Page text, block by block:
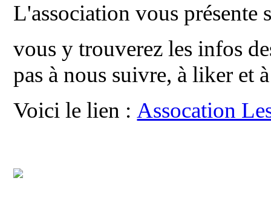
L'association vous présente
vous y trouverez les infos
pas à nous suivre, à liker et
Voici le lien : Assocation